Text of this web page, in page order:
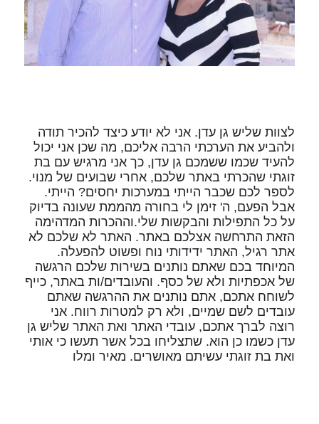
לצוות שליש גן עדן. אני לא יודע כיצד להכיר תודה
ולהביע את הערכתי הרבה אליכם, מה שכן אני יכול
להעיד שכמו ששמכם גן עדן, כך אני מרגיש עם בת
זוגתי שהכרתי באתר שלכם, אחרי שבועים של מנוי.
לספר לכם שכבר הייתי במערכות יחסים? הייתי.
אבל הפעם, ה' זימן לי בחורה מהממת שעונה בדיוק
על כל התפילות והבקשות שלי.וההכרות המדהימה
הזאת התרחשה אצלכם באתר. האתר לא שלכם לא
אתר רגיל, האתר ידידותי נוח ופשוט להפעלה.
המיוחד בכם שאתם נותנים בשירות שלכם הרגשה
של אכפתיות ולא של כסף. והעובדים/ות באתר, כייף
לשוחח אתכם, אתם נותנים את ההרגשה שאתם
עובדים לשם שמיים, ולא רק למטרות רווח. אני
רוצה לברך אתכם, עובדי האתר ואת האתר שליש גן
עדן כשמו כן הוא. שתצליחו בכל אשר תעשו כי אותי
ואת בת זוגתי עשיתם מאושרים. מאיר ומלו